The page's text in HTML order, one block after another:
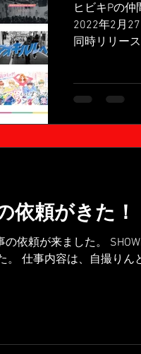
ヒビキPの
2022年2月
同時リリー
の依頼がきた！
の依頼が来ました。
。 仕事内容は、自撮り